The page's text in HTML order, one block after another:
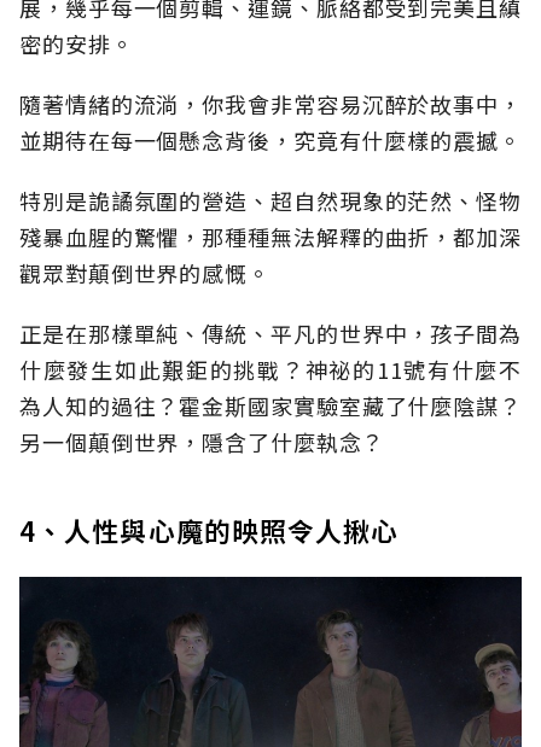
展，幾乎每一個剪輯、運鏡、脈絡都受到完美且縝
密的安排。
隨著情緒的流淌，你我會非常容易沉醉於故事中，
並期待在每一個懸念背後，究竟有什麼樣的震撼。
特別是詭譎氛圍的營造、超自然現象的茫然、怪物
殘暴血腥的驚懼，那種種無法解釋的曲折，都加深
觀眾對顛倒世界的感慨。
正是在那樣單純、傳統、平凡的世界中，孩子間為
什麼發生如此艱鉅的挑戰？神祕的11號有什麼不
為人知的過往？霍金斯國家實驗室藏了什麼陰謀？
另一個顛倒世界，隱含了什麼執念？
4、人性與心魔的映照令人揪心